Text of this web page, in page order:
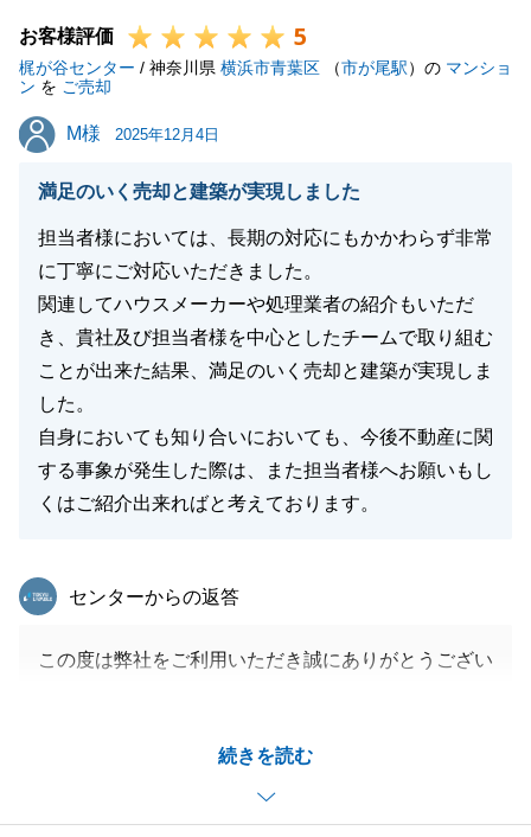
引き続きよろしくお願いいたします。
お客様評価 5
梶が谷センター / 神奈川県 横浜市青葉区 （市が尾駅）の マンショ
ン を ご売却
M様
M様 2025年12月4日
満足のいく売却と建築が実現しました
担当者様においては、長期の対応にもかかわらず非常
に丁寧にご対応いただきました。
関連してハウスメーカーや処理業者の紹介もいただ
き、貴社及び担当者様を中心としたチームで取り組む
ことが出来た結果、満足のいく売却と建築が実現しま
した。
自身においても知り合いにおいても、今後不動産に関
する事象が発生した際は、また担当者様へお願いもし
くはご紹介出来ればと考えております。
続きを読む
東急リバブル
センターからの返答
この度は弊社をご利用いただき誠にありがとうござい
のは、M様のご協力のおかげでございます。
これからも不動産に関するお困りごとがございました
ら、お気軽にご相談くださいませ。